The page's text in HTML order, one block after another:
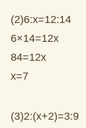
(2)6:x=12:14
6×14=12x
84=12x
x=7
(3)2:(x+2)=3:9